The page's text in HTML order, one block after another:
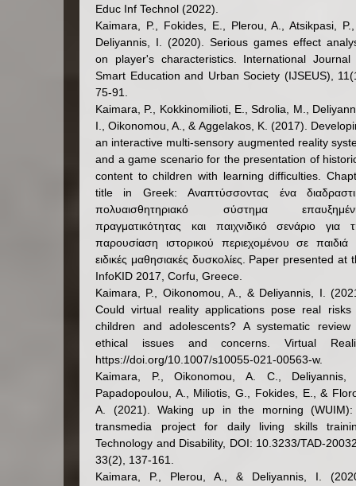
Educ Inf Technol (2022).
Kaimara, P., Fokides, E., Plerou, A., Atsikpasi,
Deliyannis, I. (2020). Serious games effect
on player's characteristics. International Journal
Smart Education and Urban Society (IJSEUS),
75-91.
Kaimara, P., Kokkinomilioti, E., Sdrolia, M.,
I., Oikonomou, A., & Aggelakos, K. (2017).
an interactive multi-sensory augmented reality
and a game scenario for the presentation of
content to children with learning difficulties.
title in Greek: Αναπτύσσοντας ένα
πολυαισθητηριακό σύστημα
πραγματικότητας και παιχνιδικό σενάριο για
παρουσίαση ιστορικού περιεχομένου σε παιδιά
ειδικές μαθησιακές δυσκολίες. Paper presented at
InfoKID 2017, Corfu, Greece.
Kaimara, P., Oikonomou, A., & Deliyannis, Ι.
Could virtual reality applications pose real risks
children and adolescents? A systematic review
ethical issues and concerns. Virtual
https://doi.org/10.1007/s10055-021-00563-w.
Kaimara, P., Oikonomou, A. C., Deliyannis,
Papadopoulou, A., Miliotis, G., Fokides, E., &
A. (2021). Waking up in the morning
transmedia project for daily living skills
Technology and Disability, DOI: 10.3233/TAD-
33(2), 137-161.
Kaimara, P., Plerou, A., & Deliyannis, I.